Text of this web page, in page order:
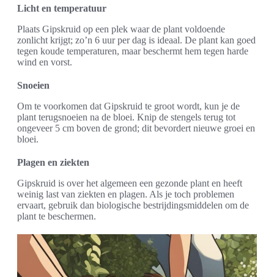
Licht en temperatuur
Plaats Gipskruid op een plek waar de plant voldoende
zonlicht krijgt; zo’n 6 uur per dag is ideaal. De plant kan goed
tegen koude temperaturen, maar beschermt hem tegen harde
wind en vorst.
Snoeien
Om te voorkomen dat Gipskruid te groot wordt, kun je de
plant terugsnoeien na de bloei. Knip de stengels terug tot
ongeveer 5 cm boven de grond; dit bevordert nieuwe groei en
bloei.
Plagen en ziekten
Gipskruid is over het algemeen een gezonde plant en heeft
weinig last van ziekten en plagen. Als je toch problemen
ervaart, gebruik dan biologische bestrijdingsmiddelen om de
plant te beschermen.